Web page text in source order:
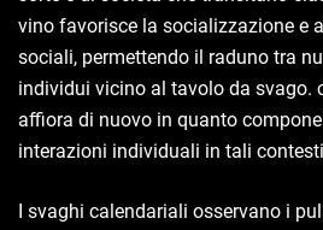
vino favorisce la socializzazione e
sociali, permettendo il raduno tra
individui vicino al tavolo da svago.
affiora di nuovo in quanto
interazioni individuali in tali
I svaghi calendariali osservano i